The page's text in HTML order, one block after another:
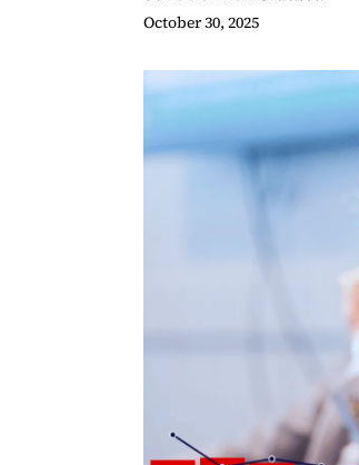
October 30, 2025